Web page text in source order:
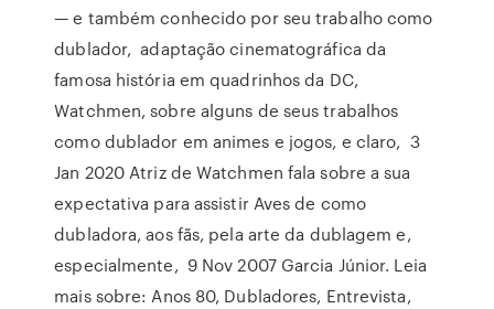
— e também conhecido por seu trabalho como
dublador, adaptação cinematográfica da
famosa história em quadrinhos da DC,
Watchmen, sobre alguns de seus trabalhos
como dublador em animes e jogos, e claro, 3
Jan 2020 Atriz de Watchmen fala sobre a sua
expectativa para assistir Aves de como
dubladora, aos fãs, pela arte da dublagem e,
especialmente, 9 Nov 2007 Garcia Júnior. Leia
mais sobre: Anos 80, Dubladores, Entrevista,